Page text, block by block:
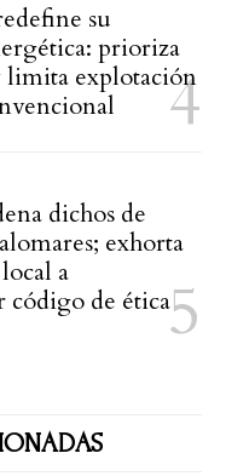
su
prioriza
limita explotación
dichos de
exhorta
a
de ética